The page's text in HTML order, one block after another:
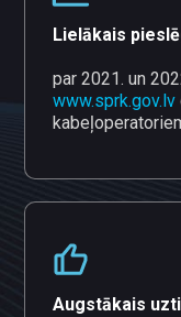
Lielākais
par 2021. un
www.sprk.gov.lv
Augstākais